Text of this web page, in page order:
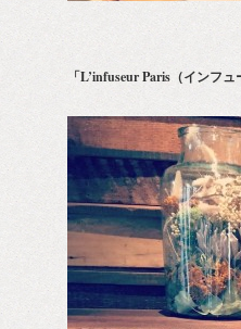
「L’infuseur Paris（インフュ